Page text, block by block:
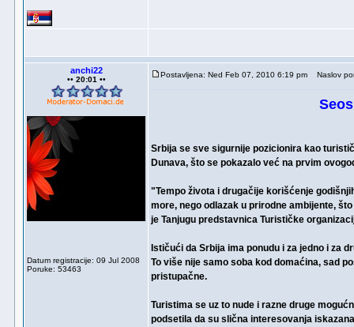
anchi22
•• 20:01 ••
Datum registracije: 09 Jul 2008
Poruke: 53463
Postavljena: Ned Feb 07, 2010 6:19 pm Naslov
Srbija se sve sigurnije pozicionira kao
Dunava, što se pokazalo već na prvim
"Tempo života i drugačije korišćenje
more, nego odlazak u prirodne ambijente,
je Tanjugu predstavnica Turističke
Ističući da Srbija ima ponudu i za jedno i za
To više nije samo soba kod domaćina, sad
pristupačne.
Turistima se uz to nude i razne druge
podsetila da su slična interesovanja